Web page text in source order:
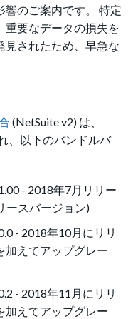
響のご案内です。 特定
重要なデータの損失を
見されたため、早急な
(NetSuite v2) は、
、以下のバンドルバ
- 2018年7月リリー
ースバージョン)
- 2018年10月にリリ
加えてアップグレー
- 2018年11月にリリ
加えてアップグレー